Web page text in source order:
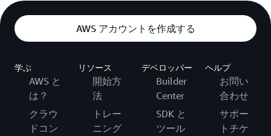
AWS アカウントを作成する
学ぶ
AWS と
は？
クラウ
ドコン
リソース
開始方
法
トレー
ニング
デベロッパー
Builder
Center
SDK と
ツール
ヘルプ
お問い
合わせ
サポー
トチケ